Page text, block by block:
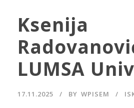
Ksenija
LUMSA
17.11.2025 BY WPISEM